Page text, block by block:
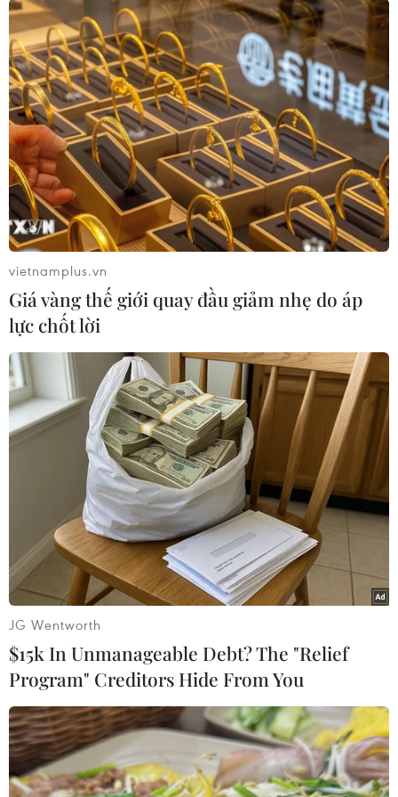
Theo dõi VietnamPlus
CĂNG THẲNG NGA-UKRAINE
Nga thông báo tấn công căn cứ ngầm
của Ukraine
NATO ưu tiên đẩy nhanh chuyển giao hệ thống
phòng không cho Ukraine
đẫm máu nhất
Tổng thống Nga thay đổi vị trí các chỉ
huy tại mặt trận Ukraine
Nga và Ukraine tiếp tục tấn công qua
lại, thương vong không ngừng gia tăng
vietnamplus.vn
Giá vàng thế giới quay đầu giảm nhẹ do áp
lực chốt lời
JG Wentworth
$15k In Unmanageable Debt? The "Relief
Program" Creditors Hide From You